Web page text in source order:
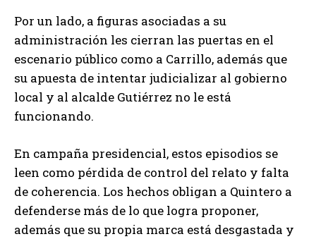
Por un lado, a figuras asociadas a su
administración les cierran las puertas en el
escenario público como a Carrillo, además que
su apuesta de intentar judicializar al gobierno
local y al alcalde Gutiérrez no le está
funcionando.
En campaña presidencial, estos episodios se
leen como pérdida de control del relato y falta
de coherencia. Los hechos obligan a Quintero a
defenderse más de lo que logra proponer,
además que su propia marca está desgastada y